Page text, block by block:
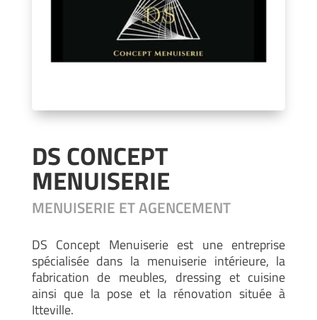
DS CONCEPT
MENUISERIE
MENUISERIE ET AGENCEMENT
DS Concept Menuiserie est une entreprise
spécialisée dans la menuiserie intérieure, la
fabrication de meubles, dressing et cuisine
ainsi que la pose et la rénovation située à
Itteville.